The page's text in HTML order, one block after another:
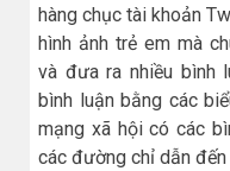
hàng chục tài khoản
hình ảnh trẻ em mà
và đưa ra nhiều bình
bình luận bằng các
mạng xã hội có các
các đường chỉ dẫn đến